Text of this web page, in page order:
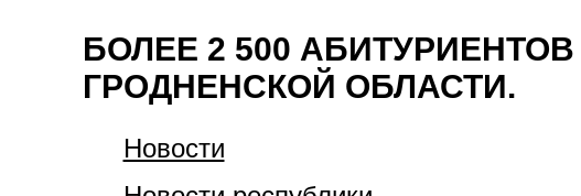
БОЛЕЕ 2 500
ГРОДНЕНСКОЙ ОБЛАСТИ.
Новости